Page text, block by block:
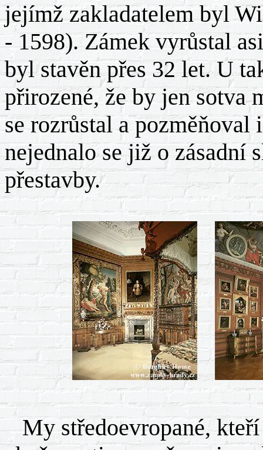
jejímž zakladatelem byl
- 1598). Zámek vyrůstal
byl stavěn přes 32 let. U
přirozené, že by jen sotva
se rozrůstal a
nejednalo se již o zásadní
přestavby.
My středoevropané, kteří